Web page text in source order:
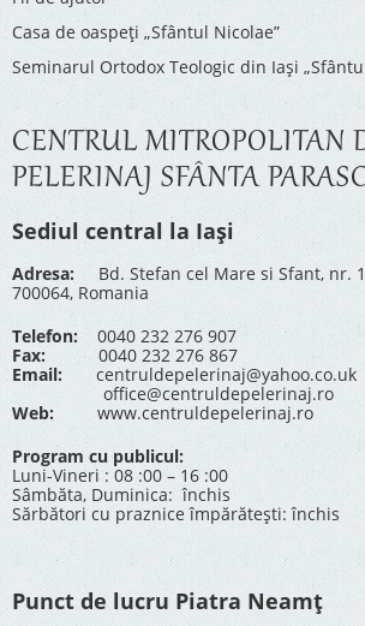
Casa de oaspeți „Sfântul Nicolae”
Seminarul Ortodox Teologic din Iași
CENTRUL MITROPOLITAN
PELERINAJ SFÂNTA
Sediul central la Iași
Adresa: Bd. Stefan cel Mare si Sfant, nr.
700064, Romania
Telefon: 0040 232 276 907
Fax: 0040 232 276 867
Email:
centruldepelerinaj@yahoo.co.uk
office@centruldepelerinaj.ro
Web:
www.centruldepelerinaj.ro
Program cu publicul:
Luni-Vineri : 08 :00 – 16 :00
Sâmbăta, Duminica: închis
Sărbători cu praznice împărătești: închis
Punct de lucru Piatra Neamț